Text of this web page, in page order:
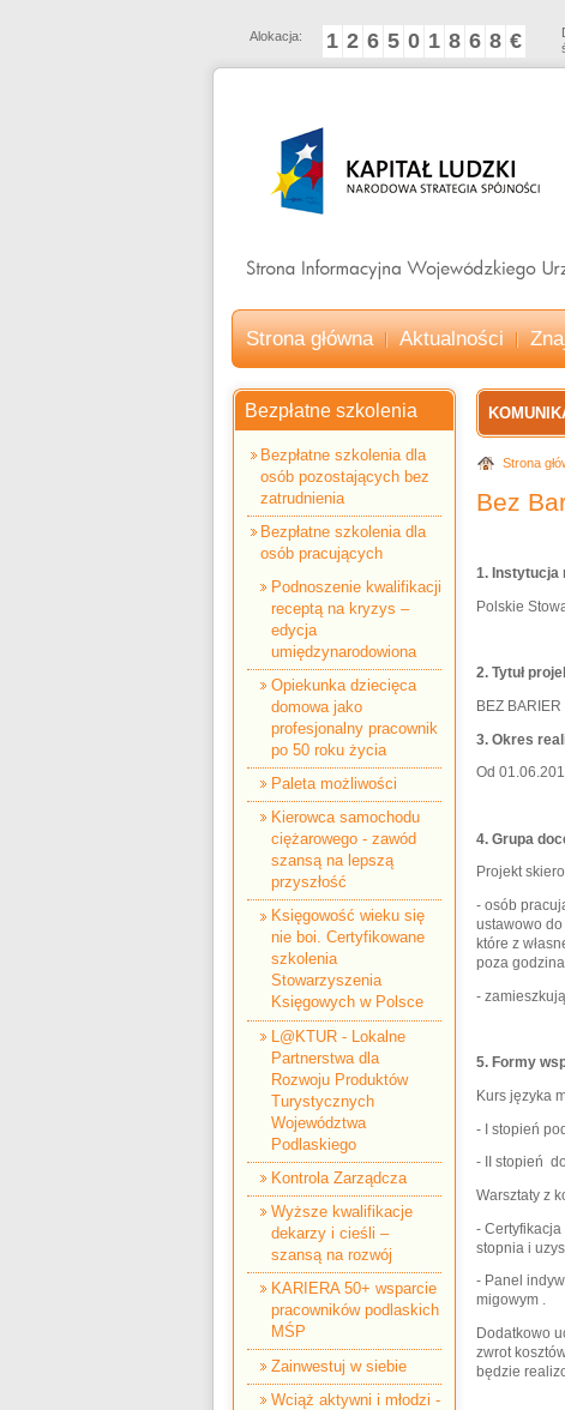
Alokacja: 1 2 6 5 0 1 8 6 8 €
Strona główna Aktualności
Program
Strona
Bez
1. Instytucja
Polskie
2. Tytuł
BEZ
3. Okres
Od
4. Grupa
Projekt
- osób
ustawowo
które z
poza
-
5. Formy
Kurs języka
- I stopień
- II stopień
Warsztaty z
- Certyfikacja
stopnia i
- Panel
migowym .
Dodatkowo
zwrot
będzie
Bezpłatne szkolenia
Bezpłatne szkolenia dla
osób pozostających bez
zatrudnienia
Bezpłatne szkolenia dla
osób pracujących
Podnoszenie kwalifikacji
receptą na kryzys –
edycja
umiędzynarodowiona
Opiekunka dziecięca
domowa jako
profesjonalny pracownik
po 50 roku życia
Paleta możliwości
Kierowca samochodu
ciężarowego - zawód
szansą na lepszą
przyszłość
Księgowość wieku się
nie boi. Certyfikowane
szkolenia
Stowarzyszenia
Księgowych w Polsce
L@KTUR - Lokalne
Partnerstwa dla
Rozwoju Produktów
Turystycznych
Województwa
Podlaskiego
Kontrola Zarządcza
Wyższe kwalifikacje
dekarzy i cieśli –
szansą na rozwój
KARIERA 50+ wsparcie
pracowników podlaskich
MŚP
Zainwestuj w siebie
Wciąż aktywni i młodzi -